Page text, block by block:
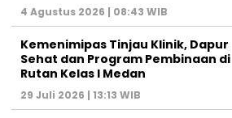
4 Agustus 2026 | 08:43 WIB
Kemenimipas Tinjau Klinik, Dapur
Sehat dan Program Pembinaan di
Rutan Kelas I Medan
29 Juli 2026 | 13:13 WIB